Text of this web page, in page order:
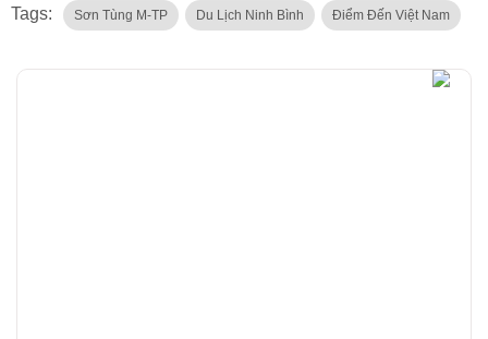
Tags: Sơn Tùng M-TP Du Lịch Ninh Bình Điểm Đến Việt Nam